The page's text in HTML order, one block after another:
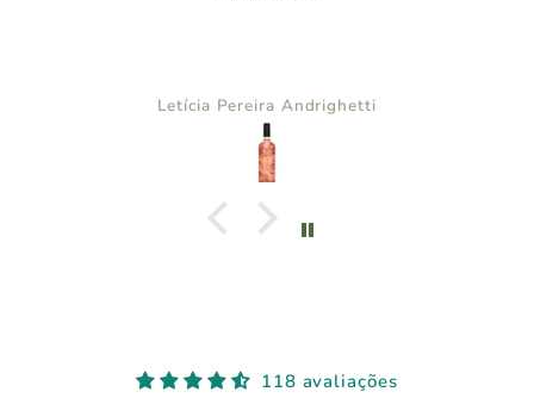
Letícia Pereira Andrighetti
118 avaliações